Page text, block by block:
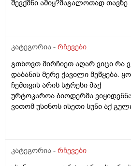
მხრივ და ვერ ვენდობი და ხომ
სარისკოა?მის კარდიოლოგა ვერ
შევქმნი ამიყ?მაგალოთად თავზე
კატეგორია - რჩევები
გთხოვთ მირჩიეთ აღარ ვიცი რა
დაბანის მერე ქავილი მეწყება.
ჩემთვის არის სტრესი მაქ
ვითომ უსინოს ისეთი სუნი აქ
დამატენიანებელი შამპუნიც
შემიხლია ვიტანკები.რამე
კატეგორია - რჩევები